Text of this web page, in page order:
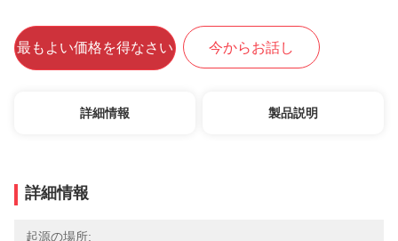
最もよい価格を得なさい 今からお話し
詳細情報 製品説明
詳細情報
起源の場所: